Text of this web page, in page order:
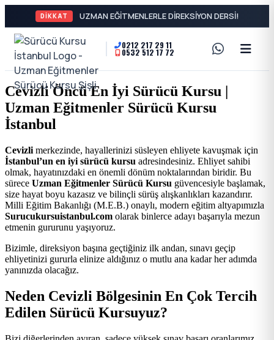
DİKKAT UZMAN EĞ
Sürücü
Kursu
İstanbul
-
Şişli
En
İyi
Ehliyet
Kursu
A2
Motor
Ehliyeti
ve
Özel
Direksiyon
Dersi
0212 217 29 11
0532 512 17 72
Cevizli Öncü En İyi Sürücü Kursu |
Uzman Eğitmenler Sürücü Kursu
İstanbul
Cevizli merkezinde, hayallerinizi süsleyen ehliyete kavuşmak için
İstanbul’un en iyi sürücü kursu adresindesiniz. Ehliyet sahibi
olmak, hayatınızdaki en önemli dönüm noktalarından biridir. Bu
sürece Uzman Eğitmenler Sürücü Kursu güvencesiyle başlamak,
size hayat boyu kazasız ve bilinçli sürüş alışkanlıkları kazandırır.
Milli Eğitim Bakanlığı (M.E.B.) onaylı, modern eğitim altyapımızla
Surucukursuistanbul.com olarak binlerce adayı başarıyla mezun
etmenin gururunu yaşıyoruz.
Bizimle, direksiyon başına geçtiğiniz ilk andan, sınavı geçip
ehliyetinizi gururla elinize aldığınız o mutlu ana kadar her adımda
yanınızda olacağız.
Neden Cevizli Bölgesinin En Çok Tercih
Edilen Sürücü Kursuyuz?